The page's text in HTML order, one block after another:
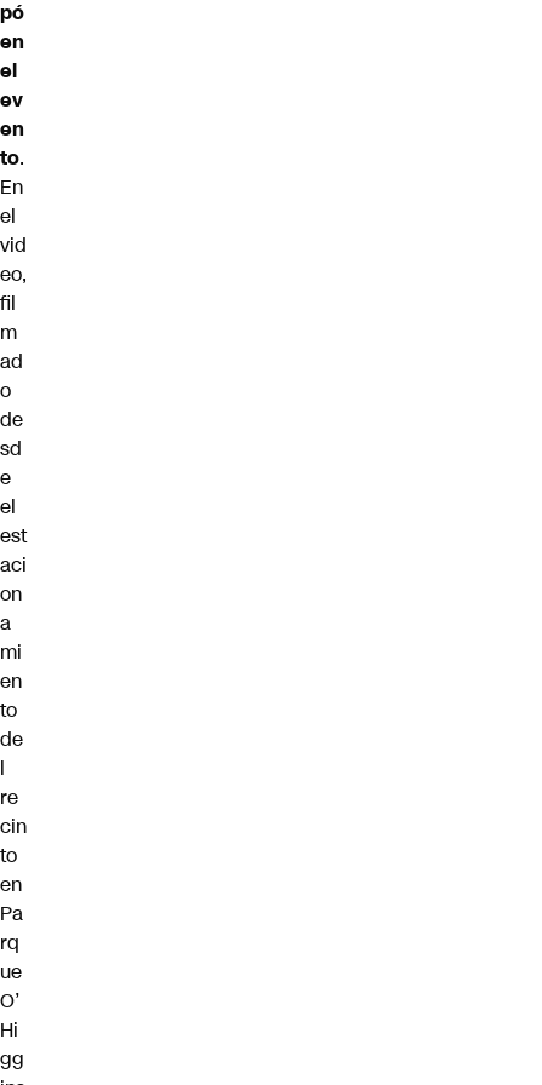
pó
en
el
ev
en
to.
En
el
vid
eo,
fil
m
ad
o
de
sd
e
el
est
aci
on
a
mi
en
to
de
l
re
cin
to
en
Pa
rq
ue
O’
Hi
gg